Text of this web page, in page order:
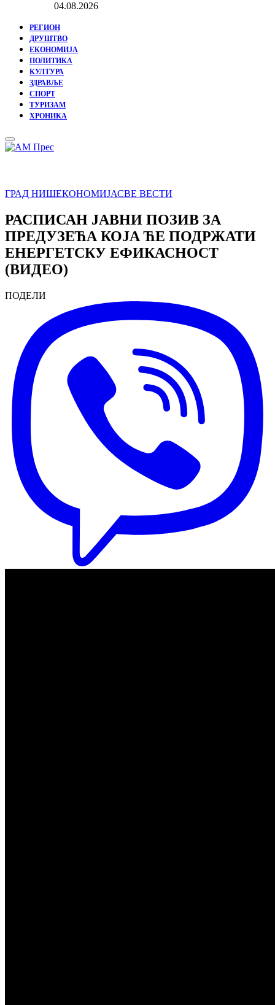
04.08.2026
РЕГИОН
ДРУШТВО
ЕКОНОМИЈА
ПОЛИТИКА
КУЛТУРА
ЗДРАВЉЕ
СПОРТ
ТУРИЗАМ
ХРОНИКА
Primary
Menu
ГРАД НИШЕКОНОМИЈАСВЕ ВЕСТИ
РАСПИСАН ЈАВНИ ПОЗИВ ЗА
ПРЕДУЗЕЋА КОЈА ЋЕ ПОДРЖАТИ
ЕНЕРГЕТСКУ ЕФИКАСНОСТ
(ВИДЕО)
ПОДЕЛИ